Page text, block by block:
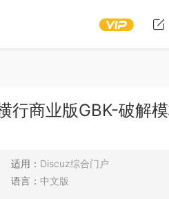
行商业版GBK-破解
适用： Discuz综合门户
语言： 中文版